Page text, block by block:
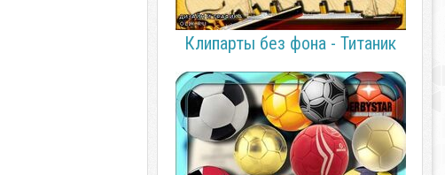
Клипарты без фона - Титаник